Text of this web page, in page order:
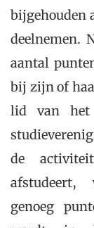
bijgehouden
deelnemen.
aantal
bij zijn of
lid van het
de
genoeg